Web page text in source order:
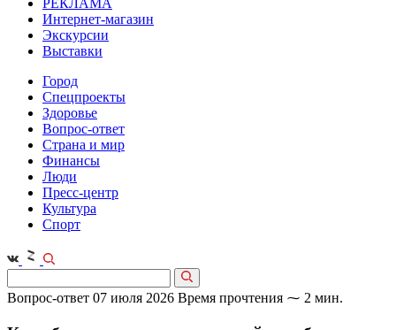
РЕКЛАМА
Интернет-магазин
Экскурсии
Выставки
Город
Спецпроекты
Здоровье
Вопрос-ответ
Страна и мир
Финансы
Люди
Пресс-центр
Культура
Спорт
Вопрос-ответ 07 июля 2026 Время прочтения ⁓ 2 мин.